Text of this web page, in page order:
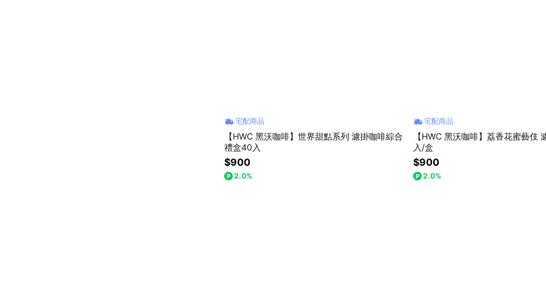
宅配商品
【HWC 黑沃咖啡】世界甜點系列 濾掛咖啡綜合
禮盒40入
$900
2.0%
宅配商品
【HWC 黑沃咖啡】荔香花蜜藝伎
入/盒
$900
2.0%